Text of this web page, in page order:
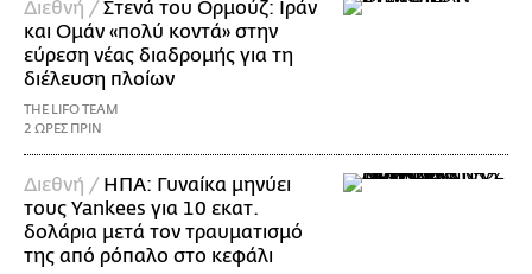
Διεθνή /Στενά του Ορμούζ: Ιράν
και Ομάν «πολύ κοντά» στην
εύρεση νέας διαδρομής για τη
διέλευση πλοίων
THE LIFO TEAM
2 ΩΡΕΣ ΠΡΙΝ
Διεθνή / ΗΠΑ: Γυναίκα μηνύει
τους Yankees για 10 εκατ.
δολάρια μετά τον τραυματισμό
της από ρόπαλο στο κεφάλι